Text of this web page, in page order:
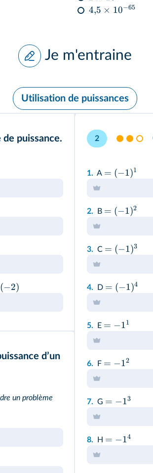
4,5 × 10−65
Je m'entraine
Utilisation de puissances
de puissance.
(−2)
dʼun
un problème
2
1. A = (−1)1
2. B = (−1)2
3. C = (−1)3
4. D = (−1)4
5. E = −11
6. F = −12
7. G = −13
8. H = −14